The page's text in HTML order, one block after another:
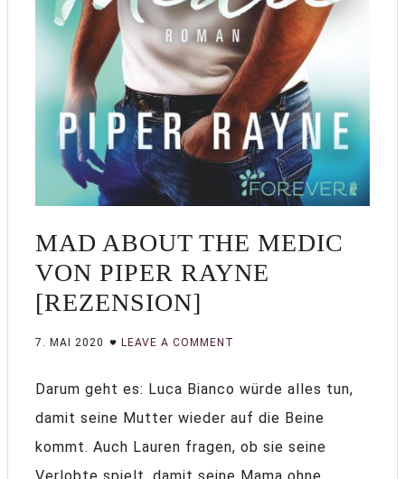
MAD ABOUT THE MEDIC
VON PIPER RAYNE
[REZENSION]
7. MAI 2020 LEAVE A COMMENT
Darum geht es: Luca Bianco würde alles tun,
damit seine Mutter wieder auf die Beine
kommt. Auch Lauren fragen, ob sie seine